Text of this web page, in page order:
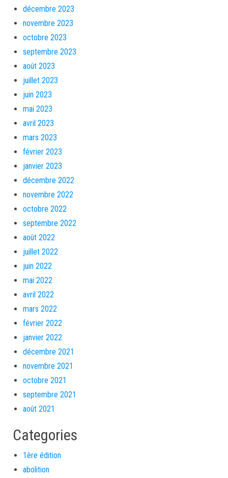
décembre 2023
novembre 2023
octobre 2023
septembre 2023
août 2023
juillet 2023
juin 2023
mai 2023
avril 2023
mars 2023
février 2023
janvier 2023
décembre 2022
novembre 2022
octobre 2022
septembre 2022
août 2022
juillet 2022
juin 2022
mai 2022
avril 2022
mars 2022
février 2022
janvier 2022
décembre 2021
novembre 2021
octobre 2021
septembre 2021
août 2021
Categories
1ère édition
abolition